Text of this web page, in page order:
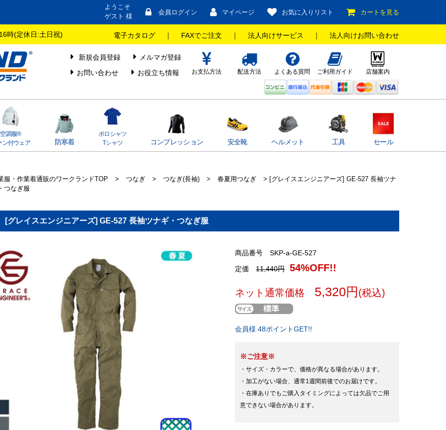
ようこそ
ゲスト 様
会員ログイン マイページ お気に入りリスト カートを見る
時(定休日:土日祝) 電子カタログ ｜ FAXでご注文 ｜ 法人向けサービス ｜ 法人向けお問い合わせ
新規会員登録
メルマガ登録
お問い合わせ
お役立ち情報 お支払方法 配送方法 よくある質問 ご利用ガイド 店舗案内
空調服®
ン付ウェア
防寒着
ポロシャツ
Tシャツ
コンプレッション 安全靴 ヘルメット 工具 セール
服・作業着通販のワークランドTOP > つなぎ > つなぎ(長袖) > 春夏用つなぎ
> [グレイスエンジニアーズ] GE-527 長袖ツナ
つなぎ服
[グレイスエンジニアーズ] GE-527 長袖ツナギ・つなぎ服
商品番号 SKP-a-GE-527
定価 11,440円 54%OFF!!
ネット通常価格 5,320円 (税込)
会員様 48ポイントGET!!
※ご注意※
・サイズ・カラーで、価格が異なる場合があります。
・加工がない場合、通常1週間前後でのお届けです。
・在庫ありでもご購入タイミングによっては欠品でご用
意できない場合があります。